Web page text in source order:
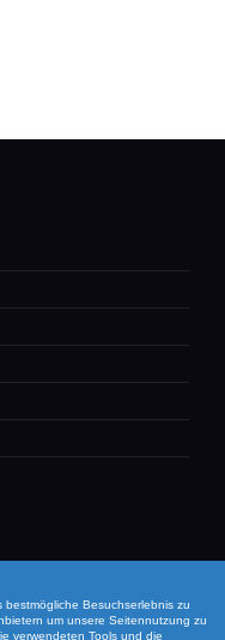
|Impressum|
Besuchserlebnis zu
um unsere Seitennutzung zu
verwendeten Tools und die